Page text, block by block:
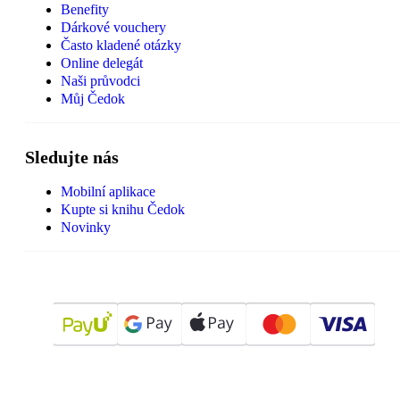
Benefity
Dárkové vouchery
Často kladené otázky
Online delegát
Naši průvodci
Můj Čedok
Sledujte nás
Mobilní aplikace
Kupte si knihu Čedok
Novinky